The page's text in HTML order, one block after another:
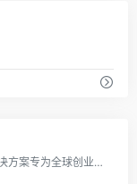
Payoneer派安盈的创新型跨境支付解决方案专为全球创业者、跨境商务企业及专业人士设计，让您无论身在何处，都能如同人在当地一般轻松收，随心付，安心盈，加油赚。